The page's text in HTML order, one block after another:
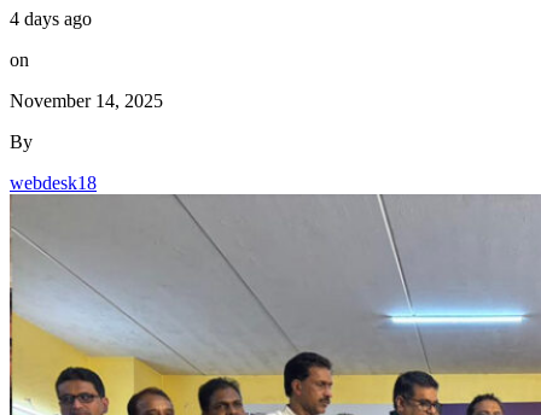
4 days ago
on
November 14, 2025
By
webdesk18